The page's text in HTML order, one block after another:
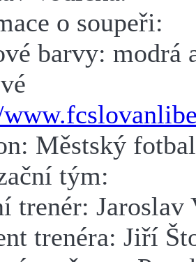
o soupeři:
barvy: modrá
Městský
tým:
trenér: Jaroslav
trenéra: Jiří